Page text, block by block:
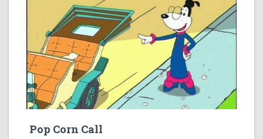
Pop Corn Call